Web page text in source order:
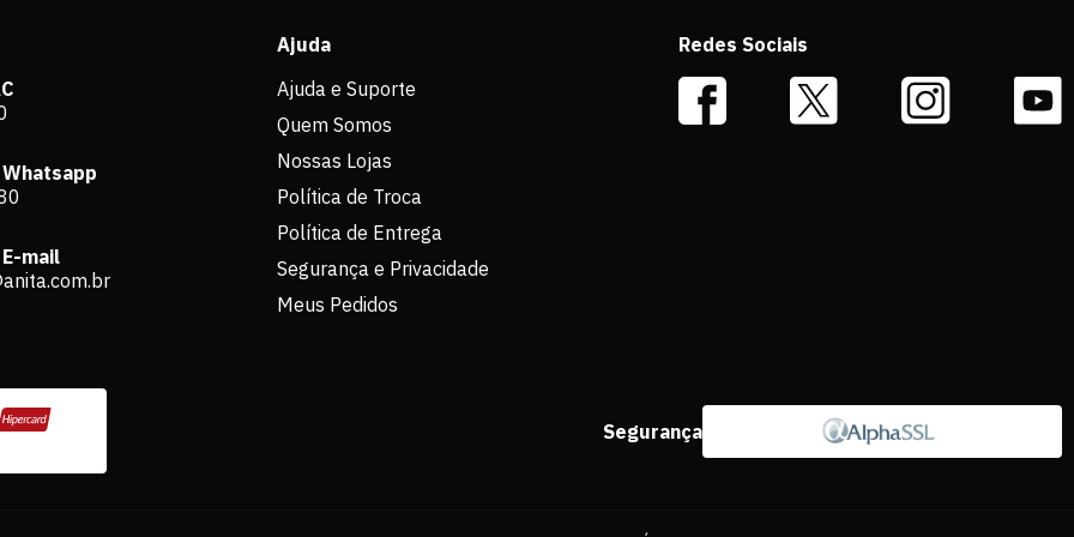
mail
Ajuda
Ajuda e Suporte
Quem Somos
Nossas Lojas
Política de Troca
Política de Entrega
Segurança e Privacidade
Meus Pedidos
Redes Sociais
Segurança